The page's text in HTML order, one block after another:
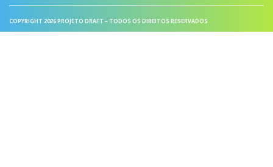
COPYRIGHT 2026 PROJETO DRAFT – TODOS OS DIREITOS RESERVADOS